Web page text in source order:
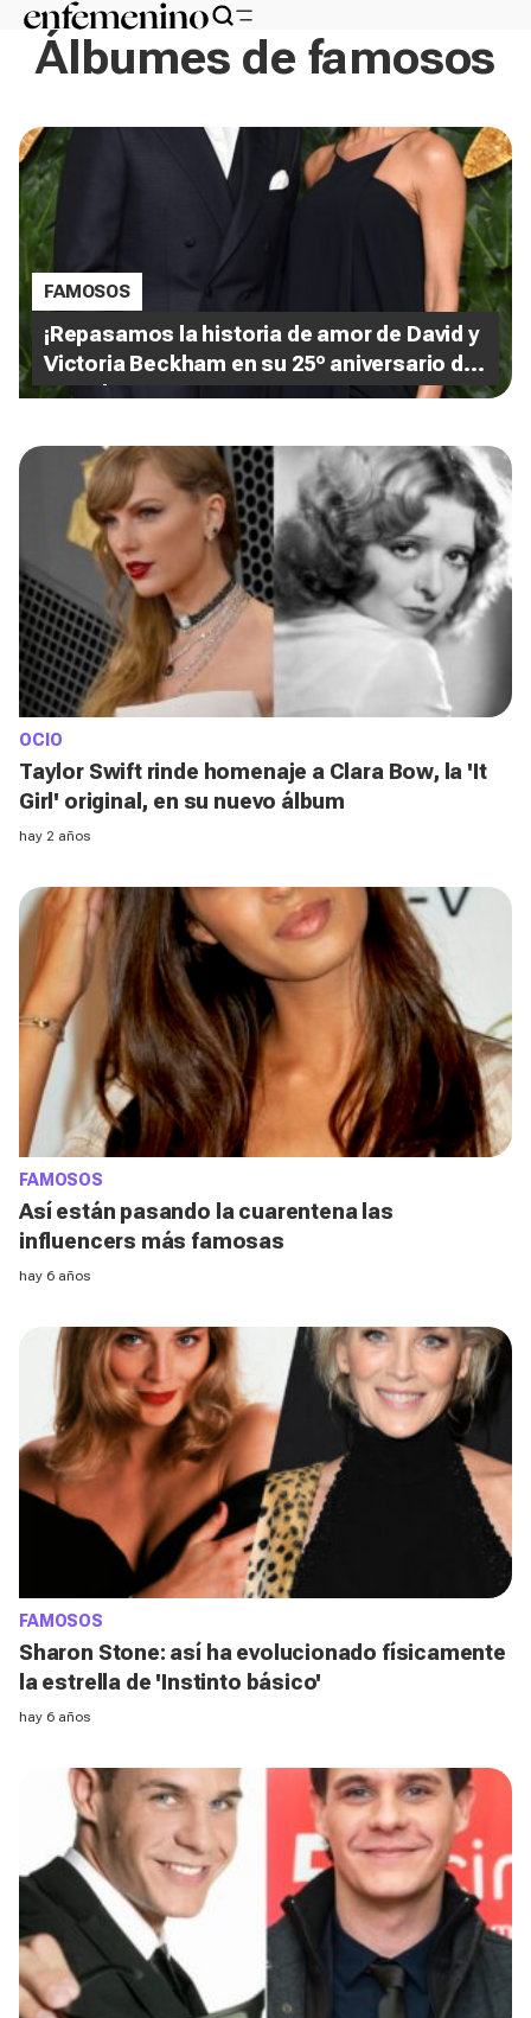
Álbumes de famosos
FAMOSOS
¡Repasamos la historia de amor de David y
Victoria Beckham en su 25º aniversario de
casados!
OCIO
Taylor Swift rinde homenaje a Clara Bow, la 'It
Girl' original, en su nuevo álbum
hay 2 años
FAMOSOS
Así están pasando la cuarentena las
influencers más famosas
hay 6 años
FAMOSOS
Sharon Stone: así ha evolucionado físicamente
la estrella de 'Instinto básico'
hay 6 años